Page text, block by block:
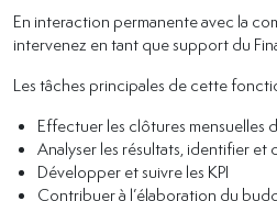
En interaction permanente avec la
intervenez en tant que support du
Les tâches principales de cette
Effectuer les clôtures mensuelles
Analyser les résultats, identifier et
Développer et suivre les KPI
Contribuer à l’élaboration du